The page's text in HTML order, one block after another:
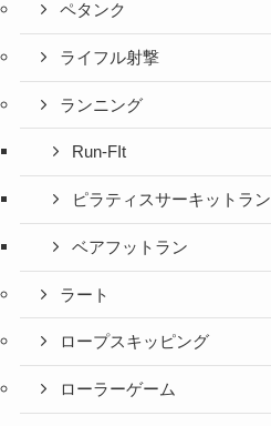
ペタンク
ライフル射撃
ランニング
Run-FIt
ピラティスサーキットラン
ベアフットラン
ラート
ロープスキッピング
ローラーゲーム